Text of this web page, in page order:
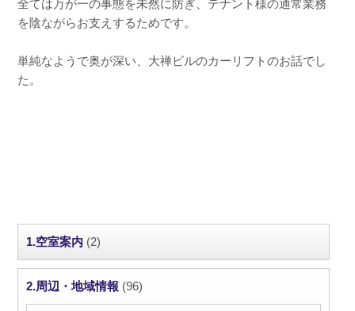
全ては万が一の事態を未然に防ぎ、テナント様の通常業務
を陰ながらお支えするためです。
単純なようで奥が深い、大禅ビルのカーリフトのお話でし
た。
1.空室案内 (2)
2.周辺・地域情報 (96)